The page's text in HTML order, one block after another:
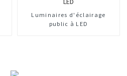
Luminaires d'éclairage
public à LED